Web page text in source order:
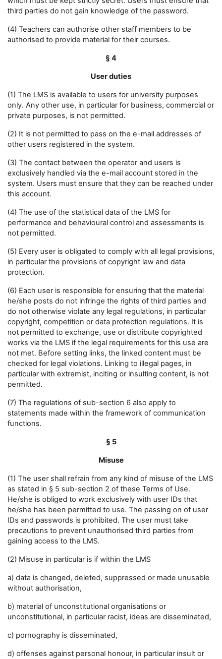
third parties do not gain knowledge of the password.
(4) Teachers can authorise other staff members to be
authorised to provide material for their courses.
§ 4
User duties
(1) The LMS is available to users for university purposes
only. Any other use, in particular for business, commercial or
private purposes, is not permitted.
(2) It is not permitted to pass on the e-mail addresses of
other users registered in the system.
(3) The contact between the operator and users is
exclusively handled via the e-mail account stored in the
system. Users must ensure that they can be reached under
this account.
(4) The use of the statistical data of the LMS for
performance and behavioural control and assessments is
not permitted.
(5) Every user is obligated to comply with all legal provisions,
in particular the provisions of copyright law and data
protection.
(6) Each user is responsible for ensuring that the material
he/she posts do not infringe the rights of third parties and
do not otherwise violate any legal regulations, in particular
copyright, competition or data protection regulations. It is
not permitted to exchange, use or distribute copyrighted
works via the LMS if the legal requirements for this use are
not met. Before setting links, the linked content must be
checked for legal violations. Linking to illegal pages, in
particular with extremist, inciting or insulting content, is not
permitted.
(7) The regulations of sub-section 6 also apply to
statements made within the framework of communication
functions.
§ 5
Misuse
(1) The user shall refrain from any kind of misuse of the LMS
as stated in § 5 sub-section 2 of these Terms of Use.
He/she is obliged to work exclusively with user IDs that
he/she has been permitted to use. The passing on of user
IDs and passwords is prohibited. The user must take
precautions to prevent unauthorised third parties from
gaining access to the LMS.
(2) Misuse in particular is if within the LMS
a) data is changed, deleted, suppressed or made unusable
without authorisation,
b) material of unconstitutional organisations or
unconstitutional, in particular racist, ideas are disseminated,
c) pornography is disseminated,
d) offenses against personal honour, in particular insult or